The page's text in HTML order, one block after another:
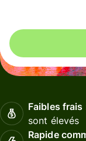
Faibles frais
sont élevés
Rapide